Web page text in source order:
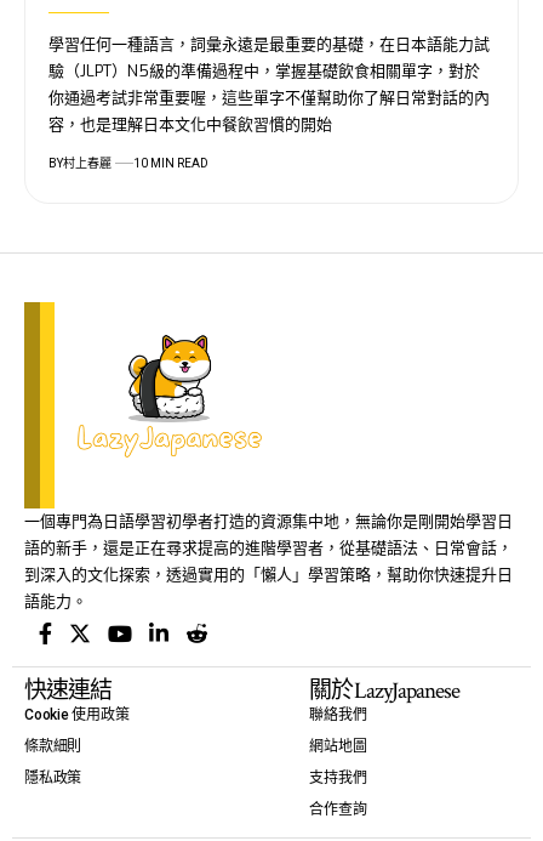
學習任何一種語言，詞彙永遠是最重要的基礎，在日本語能力試
驗（JLPT）N5級的準備過程中，掌握基礎飲食相關單字，對於
你通過考試非常重要喔，這些單字不僅幫助你了解日常對話的內
容，也是理解日本文化中餐飲習慣的開始
BY村上春麗 10 MIN READ
一個專門為日語學習初學者打造的資源集中地，無論你是剛開始學習日
語的新手，還是正在尋求提高的進階學習者，從基礎語法、日常會話，
到深入的文化探索，透過實用的「懶人」學習策略，幫助你快速提升日
語能力。
快速連結
Cookie 使用政策
條款細則
隱私政策
關於LazyJapanese
聯絡我們
網站地圖
支持我們
合作查詢